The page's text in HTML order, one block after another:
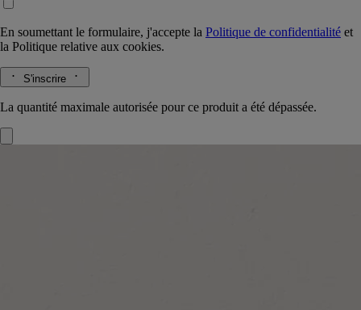
En soumettant le formulaire, j'accepte la Politique de confidentialité et
la Politique relative aux cookies.
S'inscrire
La quantité maximale autorisée pour ce produit a été dépassée.